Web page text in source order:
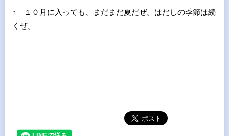
↑ １０月に入っても、まだまだ夏だぜ。はだしの季節は続
くぜ。